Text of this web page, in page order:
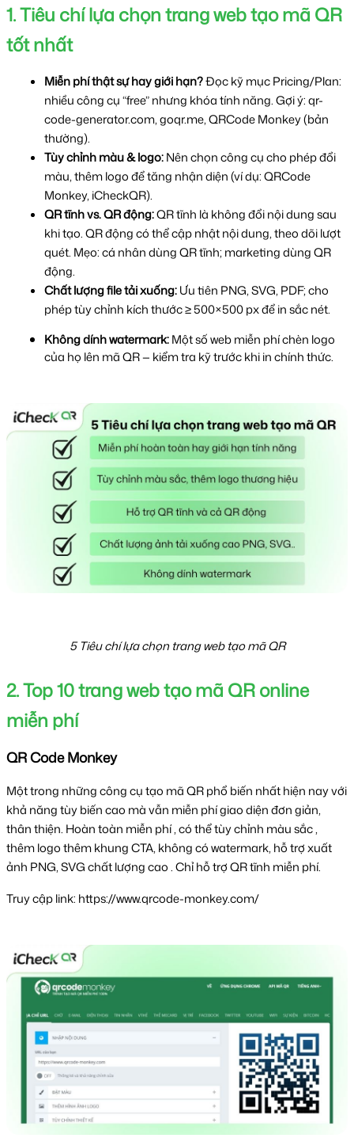
1. Tiêu chí lựa chọn trang web tạo mã QR
tốt nhất
Miễn phí thật sự hay giới hạn? Đọc kỹ mục Pricing/Plan:
nhiều công cụ “free” nhưng khóa tính năng. Gợi ý: qr-
code-generator.com, goqr.me, QRCode Monkey (bản
thường).
Tùy chỉnh màu & logo: Nên chọn công cụ cho phép đổi
màu, thêm logo để tăng nhận diện (ví dụ: QRCode
Monkey, iCheckQR).
QR tĩnh vs. QR động: QR tĩnh là không đổi nội dung sau
khi tạo. QR động có thể cập nhật nội dung, theo dõi lượt
quét. Mẹo: cá nhân dùng QR tĩnh; marketing dùng QR
động.
Chất lượng file tải xuống: Ưu tiên PNG, SVG, PDF; cho
phép tùy chỉnh kích thước ≥ 500×500 px để in sắc nét.
Không dính watermark: Một số web miễn phí chèn logo
của họ lên mã QR — kiểm tra kỹ trước khi in chính thức.
5 Tiêu chí lựa chọn trang web tạo mã QR
2. Top 10 trang web tạo mã QR online
miễn phí
QR Code Monkey
Một trong những công cụ tạo mã QR phổ biến nhất hiện nay với
khả năng tùy biến cao mà vẫn miễn phí giao diện đơn giản,
thân thiện. Hoàn toàn miễn phí , có thể tùy chỉnh màu sắc ,
thêm logo thêm khung CTA, không có watermark, hỗ trợ xuất
ảnh PNG, SVG chất lượng cao . Chỉ hỗ trợ QR tĩnh miễn phí.
Truy cập link: https://www.qrcode-monkey.com/